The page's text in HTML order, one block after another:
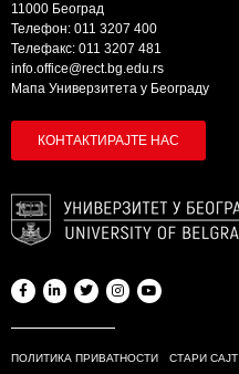
11000 Београд
Телефон: 011 3207 400
Телефакс: 011 3207 481
info.office@rect.bg.edu.rs
Мапа Универзитета у Београду
КОНТАКТИРАЈТЕ НАС
ПОЛИТИКА ПРИВАТНОСТИ СТАРИ САЈТ